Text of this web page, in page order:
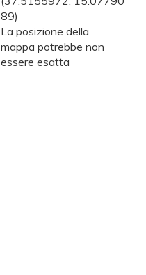
89)
La posizione della
mappa potrebbe non
essere esatta